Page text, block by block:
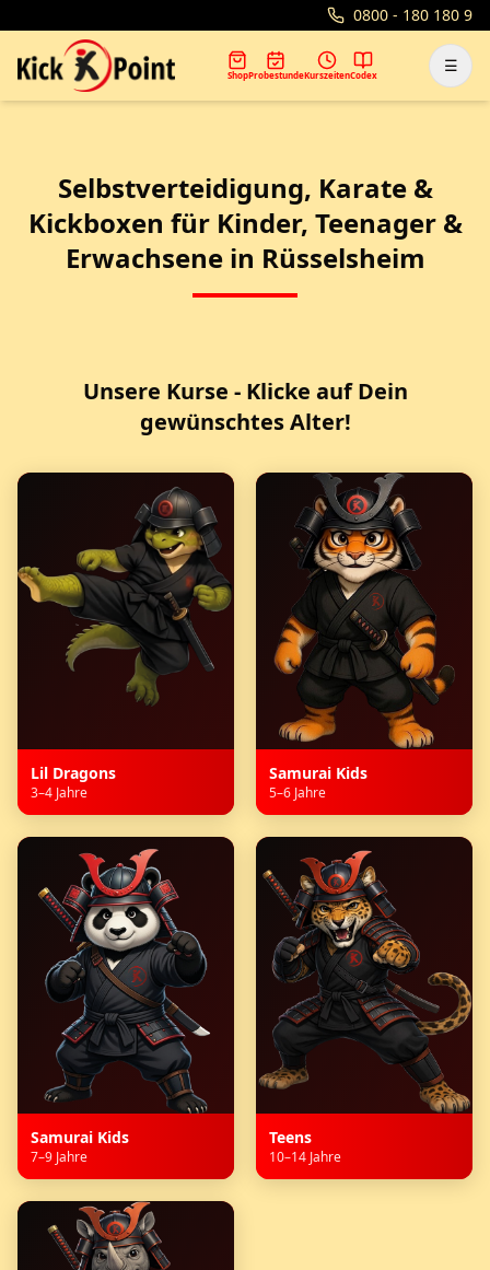
0800 - 180 180 9
ShopProbestundeKurszeitenCodex ☰
Selbstverteidigung, Karate &
Kickboxen für Kinder, Teenager &
Erwachsene in Rüsselsheim
Unsere Kurse - Klicke auf Dein
gewünschtes Alter!
Lil Dragons
3–4 Jahre
Samurai Kids
5–6 Jahre
Samurai Kids
7–9 Jahre
Teens
10–14 Jahre